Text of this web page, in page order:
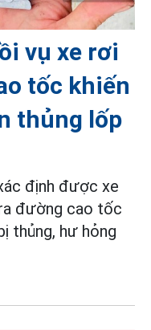
vụ xe rơi
tốc khiến
thủng lốp
định được xe
đường cao tốc
thủng, hư hỏng